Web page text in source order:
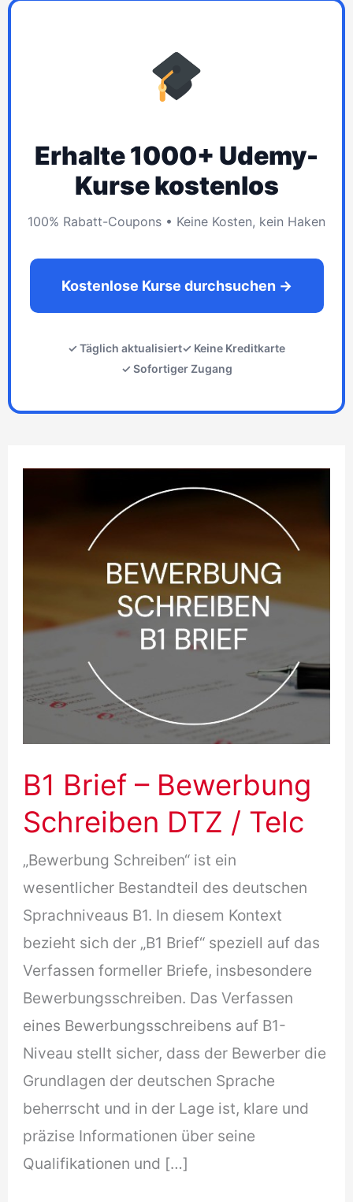
Erhalte 1000+ Udemy-
Kurse kostenlos
100% Rabatt-Coupons • Keine Kosten, kein Haken
Kostenlose Kurse durchsuchen →
✓ Täglich aktualisiert✓ Keine Kreditkarte
✓ Sofortiger Zugang
B1 Brief – Bewerbung
Schreiben DTZ / Telc
„Bewerbung Schreiben“ ist ein
wesentlicher Bestandteil des deutschen
Sprachniveaus B1. In diesem Kontext
bezieht sich der „B1 Brief“ speziell auf das
Verfassen formeller Briefe, insbesondere
Bewerbungsschreiben. Das Verfassen
eines Bewerbungsschreibens auf B1-
Niveau stellt sicher, dass der Bewerber die
Grundlagen der deutschen Sprache
beherrscht und in der Lage ist, klare und
präzise Informationen über seine
Qualifikationen und […]